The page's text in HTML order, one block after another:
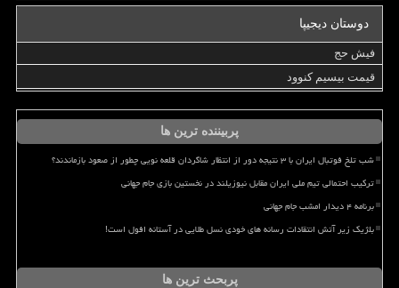
دوستان دیجیپا
فیش حج
قیمت بیسیم کنوود
پربیننده ترین ها
شب تلخ فوتبال ایران با ۳ نتیجه دور از انتظار شاگردان قلعه نویی چطور از صعود بازماندند؟
ترکیب احتمالی تیم ملی ایران مقابل نیوزیلند در نخستین بازی جام جهانی
برنامه ۴ دیدار امشب جام جهانی
بلژیک زیر آتش انتقادات رسانه های خودی نسل طلایی در آستانه افول است!
پربحث ترین ها